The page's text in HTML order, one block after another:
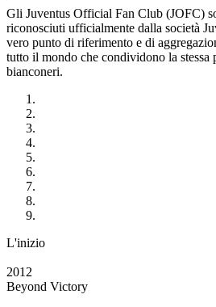
Gli Juventus Official Fan Club (JOFC)
riconosciuti ufficialmente dalla società
vero punto di riferimento e di
tutto il mondo che condividono la stessa
bianconeri.
L'inizio
2012
Beyond Victory